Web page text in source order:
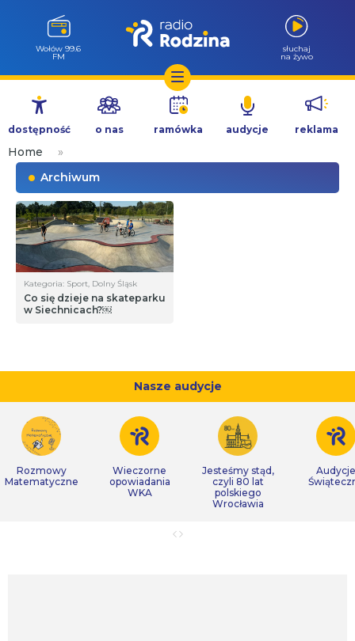
Przejdź
treści
Wołów 99.6
FM
słuchaj
na żywo
dostępność o nas ramówka audycje reklama
Home
»
Archiwum
Kategoria: Sport, Dolny Śląsk
Co się dzieje na skateparku
w Siechnicach?￼
Nasze audycje
Rozmowy
Matematyczne
Wieczorne
opowiadania
WKA
Jesteśmy stąd,
czyli 80 lat
polskiego
Wrocławia
Audycje